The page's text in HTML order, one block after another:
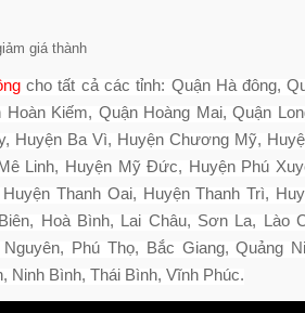
giá thành
cho tất cả các tỉnh: Quận Hà đông,
Kiếm, Quận Hoàng Mai, Quận
Huyện Ba Vì, Huyện Chương Mỹ,
Linh, Huyện Mỹ Đức, Huyện Phú
Thanh Oai, Huyện Thanh Trì,
Hoà Bình, Lai Châu, Sơn La, Lào
Phú Thọ, Bắc Giang, Quảng
Ninh Bình, Thái Bình, Vĩnh Phúc.